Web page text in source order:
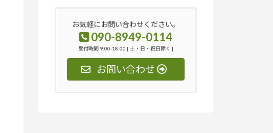
お気軽にお問い合わせください。
090-8949-0114
受付時間 9:00-18:00 [ 土・日・祝日除く ]
お問い合わせ